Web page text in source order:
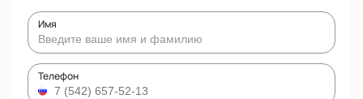
Имя
Телефон